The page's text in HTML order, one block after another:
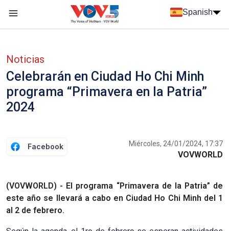
Spanish
Noticias
Celebrarán en Ciudad Ho Chi Minh
programa “Primavera en la Patria”
2024
Facebook Miércoles, 24/01/2024, 17:37
VOVWORLD
(VOVWORLD) - El programa “Primavera de la Patria” de
este año se llevará a cabo en Ciudad Ho Chi Minh del 1
al 2 de febrero.